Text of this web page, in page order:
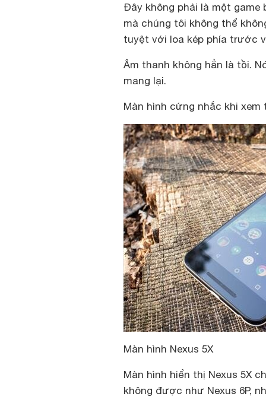
Đây không phải là một game
mà chúng tôi không thể
tuyệt với loa kép phía trước
Âm thanh không hẳn là tồi.
mang lại.
Màn hình cứng nhắc khi
Màn hình Nexus 5X
Màn hình hiển thị Nexus 5X
không được như Nexus 6P,